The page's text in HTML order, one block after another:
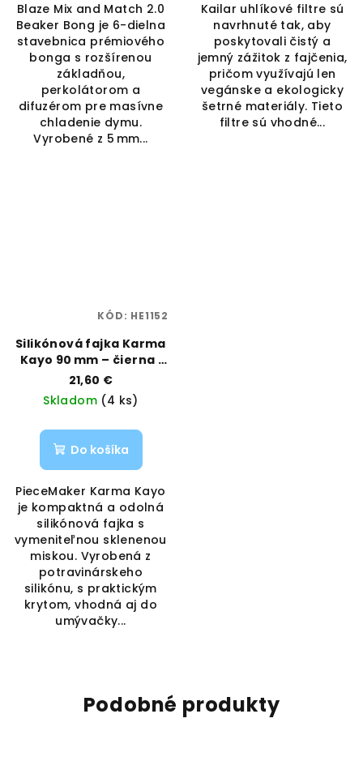
Blaze Mix and Match 2.0
Beaker Bong je 6-dielna
stavebnica prémiového
bonga s rozšírenou
základňou,
perkolátorom a
difuzérom pre masívne
chladenie dymu.
Vyrobené z 5 mm...
Kailar uhlíkové filtre sú
navrhnuté tak, aby
poskytovali čistý a
jemný zážitok z fajčenia,
pričom využívajú len
vegánske a ekologicky
šetrné materiály. Tieto
filtre sú vhodné...
Silikónová fajka Karma
Kayo 90 mm – čierna |
PieceMaker | Vaporama
21,60 €
Skladom (4 ks)
Do košíka
PieceMaker Karma Kayo
je kompaktná a odolná
silikónová fajka s
vymeniteľnou sklenenou
miskou. Vyrobená z
potravinárskeho
silikónu, s praktickým
krytom, vhodná aj do
umývačky...
KÓD: HE1152
Podobné produkty